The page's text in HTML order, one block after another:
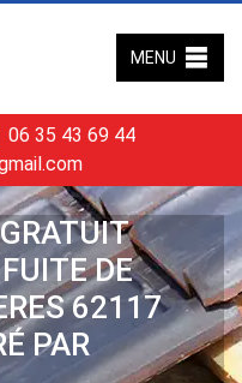
06 35 43 69 44
MENU
DE
62117
PAR